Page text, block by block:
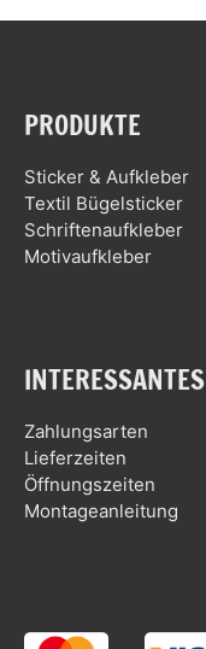
PRODUKTE
Sticker & Aufkleber
Textil Bügelsticker
Schriftenaufkleber
Motivaufkleber
INTERESSANTES
Zahlungsarten
Lieferzeiten
Öffnungszeiten
Montageanleitung